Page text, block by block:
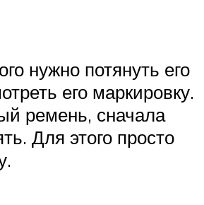
нужно потянуть его
его маркировку.
ремень, сначала
Для этого просто